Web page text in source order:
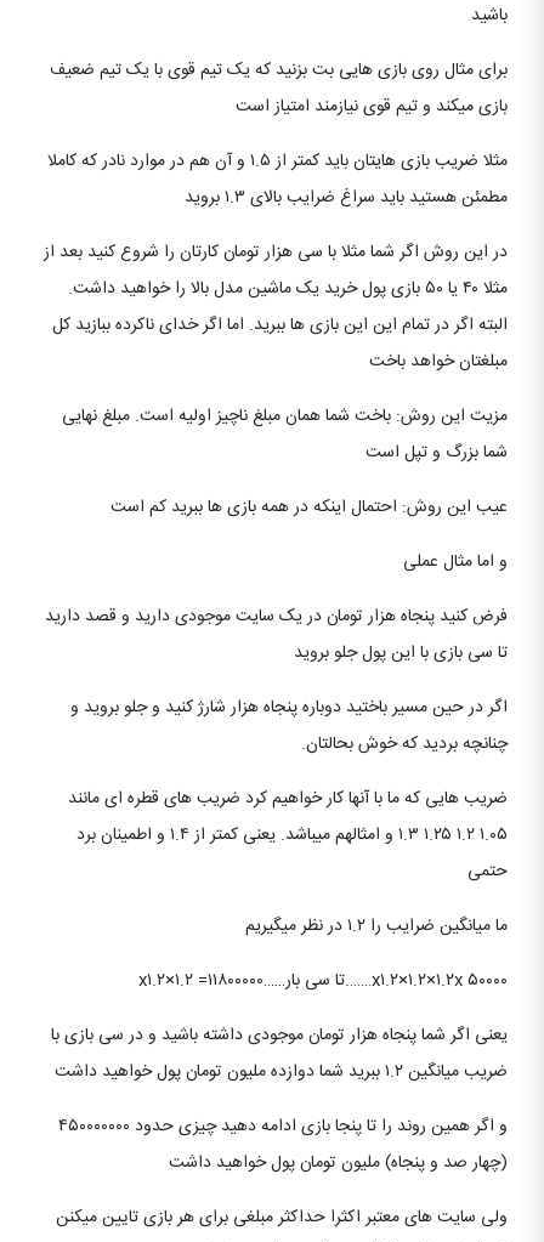
باشید
برای مثال روی بازی هایی بت بزنید که یک تیم قوی با یک تیم ضعیف
بازی میکند و تیم قوی نیازمند امتیاز است
مثلا ضریب بازی هایتان باید کمتر از ۱.۵ و آن هم در موارد نادر که کاملا
مطمئن هستید باید سراغ ضرایب بالای ۱.۳ بروید
در این روش اگر شما مثلا با سی هزار تومان کارتان را شروع کنید بعد از
مثلا ۴۰ یا ۵۰ بازی پول خرید یک ماشین مدل بالا را خواهید داشت.
البته اگر در تمام این این بازی ها ببرید. اما اگر خدای ناکرده ببازید کل
مبلغتان خواهد باخت
مزیت این روش: باخت شما همان مبلغ ناچیز اولیه است. مبلغ نهایی
شما بزرگ و تپل است
عیب این روش: احتمال اینکه در همه بازی ها ببرید کم است
و اما مثال عملی
فرض کنید پنجاه هزار تومان در یک سایت موجودی دارید و قصد دارید
تا سی بازی با این پول جلو بروید
اگر در حین مسیر باختید دوباره پنجاه هزار شارژ کنید و جلو بروید و
چنانچه بردید که خوش بحالتان.
ضریب هایی که ما با آنها کار خواهیم کرد ضریب های قطره ای مانند
۱.۰۵ ۱.۲ ۱.۲۵ ۱.۳ و امثالهم میباشد. یعنی کمتر از ۱.۴ و اطمینان برد
حتمی
ما میانگین ضرایب را ۱.۲ در نظر میگیریم
۵۰۰۰۰ x۱.۲×۱.۲×۱.۲x…….تا سی بار……x۱.۲×۱.۲ =۱۱۸۰۰۰۰۰
یعنی اگر شما پنجاه هزار تومان موجودی داشته باشید و در سی بازی با
ضریب میانگین ۱.۲ ببرید شما دوازده ملیون تومان پول خواهید داشت
و اگر همین روند را تا پنجا بازی ادامه دهید چیزی حدود ۴۵۰۰۰۰۰۰۰
(چهار صد و پنجاه) ملیون تومان پول خواهید داشت
ولی سایت های معتبر اکثرا حداکثر مبلغی برای هر بازی تایین میکنن